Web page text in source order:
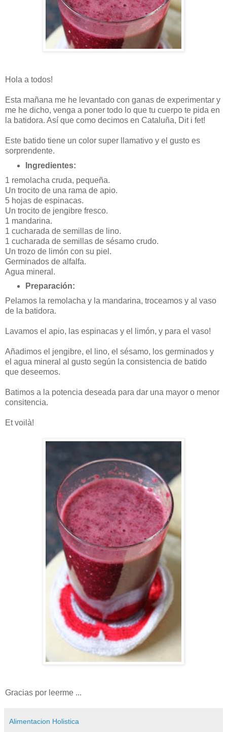
Hola a todos!
Esta mañana me he levantado con ganas de experimentar y
me he dicho, venga a poner todo lo que tu cuerpo te pida en
la batidora. Así que como decimos en Cataluña, Dit i fet!
Este batido tiene un color super llamativo y el gusto es
sorprendente.
Ingredientes:
1 remolacha cruda, pequeña.
Un trocito de una rama de apio.
5 hojas de espinacas.
Un trocito de jengibre fresco.
1 mandarina.
1 cucharada de semillas de lino.
1 cucharada de semillas de sésamo crudo.
Un trozo de limón con su piel.
Germinados de alfalfa.
Agua mineral.
Preparación:
Pelamos la remolacha y la mandarina, troceamos y al vaso
de la batidora.
Lavamos el apio, las espinacas y el limón, y para el vaso!
Añadimos el jengibre, el lino, el sésamo, los germinados y
el agua mineral al gusto según la consistencia de batido
que deseemos.
Batimos a la potencia deseada para dar una mayor o menor
consitencia.
Et voilà!
Gracias por leerme ...
Alimentacion Holistica